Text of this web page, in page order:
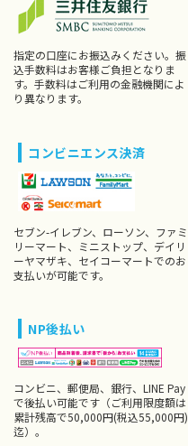
指定の口座にお振込みください。振
込手数料はお客様ご負担となりま
す。手数料はご利用の金融機関によ
り異なります。
コンビニエンス決済
セブン-イレブン、ローソン、ファミ
リーマート、ミニストップ、デイリ
ーヤマザキ、セイコーマートでのお
支払いが可能です。
NP後払い
コンビニ、郵便局、銀行、LINE Pay
で後払い可能です（ご利用限度額は
累計残高で50,000円(税込55,000円)
迄）。